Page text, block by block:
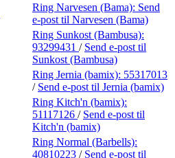
Ring Narvesen (Bama): Send
e-post til Narvesen (Bama)
Ring Sunkost (Bambusa):
93299431 / Send e-post til
Sunkost (Bambusa)
Ring Jernia (bamix): 55317013
/ Send e-post til Jernia (bamix)
Ring Kitch'n (bamix):
51117126 / Send e-post til
Kitch'n (bamix)
Ring Normal (Barbells):
40810223 / Send e-post til